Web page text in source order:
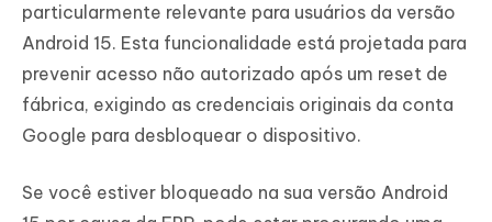
iAnyGo
particularmente relevante para usuários da versão
Android 15. Esta funcionalidade está projetada para
prevenir acesso não autorizado após um reset de
fábrica, exigindo as credenciais originais da conta
Google para desbloquear o dispositivo.
Se você estiver bloqueado na sua versão Android